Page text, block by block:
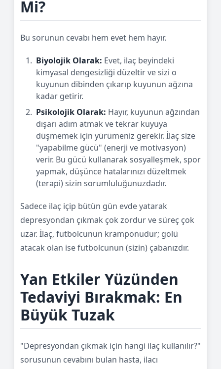
Mi?
Bu sorunun cevabı hem evet hem hayır.
Biyolojik Olarak: Evet, ilaç beyindeki
kimyasal dengesizliği düzeltir ve sizi o
kuyunun dibinden çıkarıp kuyunun ağzına
kadar getirir.
Psikolojik Olarak: Hayır, kuyunun ağzından
dışarı adım atmak ve tekrar kuyuya
düşmemek için yürümeniz gerekir. İlaç size
"yapabilme gücü" (enerji ve motivasyon)
verir. Bu gücü kullanarak sosyalleşmek, spor
yapmak, düşünce hatalarınızı düzeltmek
(terapi) sizin sorumluluğunuzdadır.
Sadece ilaç içip bütün gün evde yatarak
depresyondan çıkmak çok zordur ve süreç çok
uzar. İlaç, futbolcunun kramponudur; golü
atacak olan ise futbolcunun (sizin) çabanızdır.
Yan Etkiler Yüzünden
Tedaviyi Bırakmak: En
Büyük Tuzak
"Depresyondan çıkmak için hangi ilaç kullanılır?"
sorusunun cevabını bulan hasta, ilacı